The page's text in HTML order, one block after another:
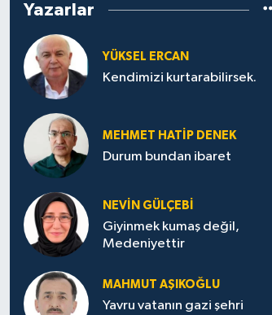
Yazarlar
YÜKSEL ERCAN
Kendimizi kurtarabilirsek.
MEHMET HATİP DENEK
Durum bundan ibaret
NEVİN GÜLÇEBİ
Giyinmek kumaş değil,
Medeniyettir
MAHMUT AŞIKOĞLU
Yavru vatanın gazi şehri